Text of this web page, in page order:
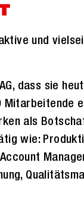
und
dass sie
als
wie: